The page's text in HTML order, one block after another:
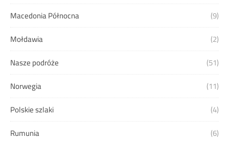
Macedonia Północna
(9)
Mołdawia
(2)
Nasze podróże
(51)
Norwegia
(11)
Polskie szlaki
(4)
Rumunia
(6)